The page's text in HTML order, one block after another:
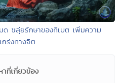
ขลุ่ยรักษาของทิเบต เพิ่มความ
กร่งทางจิต
าที่เกี่ยวข้อง